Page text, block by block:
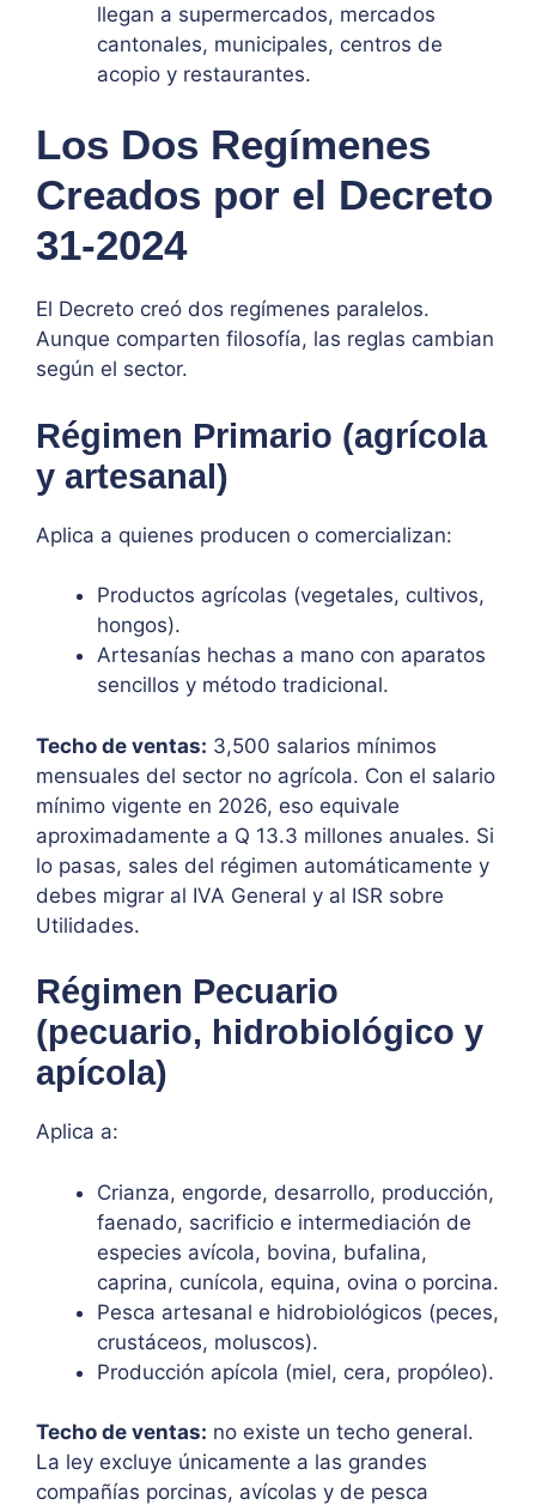
llegan a supermercados, mercados
cantonales, municipales, centros de
acopio y restaurantes.
Los Dos Regímenes
Creados por el Decreto
31-2024
El Decreto creó dos regímenes paralelos.
Aunque comparten filosofía, las reglas cambian
según el sector.
Régimen Primario (agrícola
y artesanal)
Aplica a quienes producen o comercializan:
Productos agrícolas (vegetales, cultivos,
hongos).
Artesanías hechas a mano con aparatos
sencillos y método tradicional.
Techo de ventas: 3,500 salarios mínimos
mensuales del sector no agrícola. Con el salario
mínimo vigente en 2026, eso equivale
aproximadamente a Q 13.3 millones anuales. Si
lo pasas, sales del régimen automáticamente y
debes migrar al IVA General y al ISR sobre
Utilidades.
Régimen Pecuario
(pecuario, hidrobiológico y
apícola)
Aplica a:
Crianza, engorde, desarrollo, producción,
faenado, sacrificio e intermediación de
especies avícola, bovina, bufalina,
caprina, cunícola, equina, ovina o porcina.
Pesca artesanal e hidrobiológicos (peces,
crustáceos, moluscos).
Producción apícola (miel, cera, propóleo).
Techo de ventas: no existe un techo general.
La ley excluye únicamente a las grandes
compañías porcinas, avícolas y de pesca